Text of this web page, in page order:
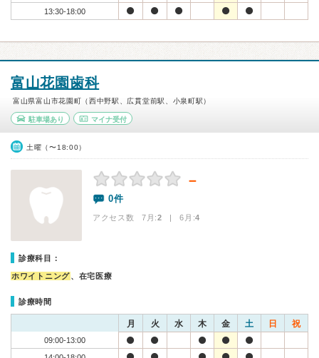
13:30-18:00
富山花園歯科
富山県富山市花園町（西中野駅、広貫堂前駅、小泉町駅）
駐車場あり マイナ受付
土曜（〜18:00）
－
0件
アクセス数 7月:2 | 6月:4
診療科目：
ホワイトニング、在宅医療
診療時間
月 火 水 木 金 土 日 祝
09:00-13:00